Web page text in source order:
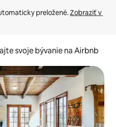
preložené. Zobraziť v
svoje bývanie na Airbnb